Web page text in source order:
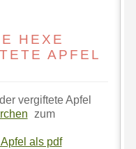
HEXE
APFEL
vergiftete Apfel
zum
als pdf